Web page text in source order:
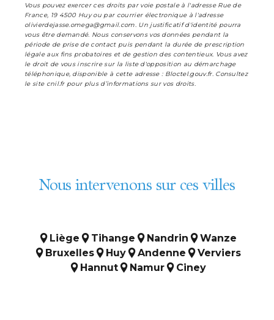
Vous pouvez exercer ces droits par voie postale à l'adresse Rue de
France, 19 4500 Huy ou par courrier électronique à l'adresse
olivierdejasse.omega@gmail.com. Un justificatif d'identité pourra
vous être demandé. Nous conservons vos données pendant la
période de prise de contact puis pendant la durée de prescription
légale aux fins probatoires et de gestion des contentieux. Vous avez
le droit de vous inscrire sur la liste d'opposition au démarchage
téléphonique, disponible à cette adresse : Bloctel.gouv.fr. Consultez
le site cnil.fr pour plus d’informations sur vos droits.
Nous intervenons sur ces villes
Liège Tihange Nandrin
Wanze
Bruxelles
Huy Andenne
Verviers
Hannut
Namur Ciney